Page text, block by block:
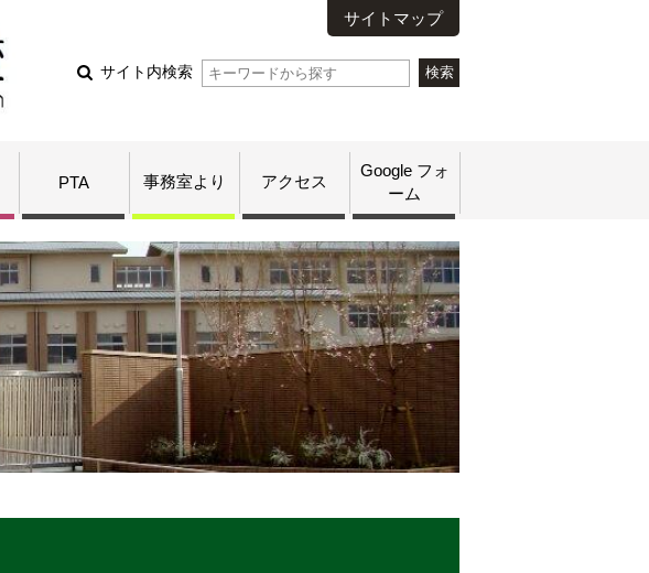
サイトマップ
サイト内検索
PTA 事務室より アクセス
Google フォ
ーム